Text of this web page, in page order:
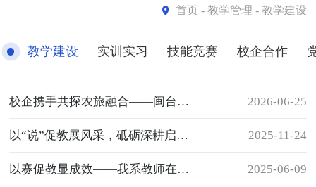
首页- 教学管理 - 教学建设
教学建设 实训实习 技能竞赛 校企合作
校企携手共探农旅融合——闽台高新农业示范观光园方案汇报会顺利举办 2026-06-25
以“说”促教展风采，砥砺深耕启新篇 2025-11-24
以赛促教显成效——我系教师在院级说课决赛中喜获一等奖、三等奖 2025-06-09